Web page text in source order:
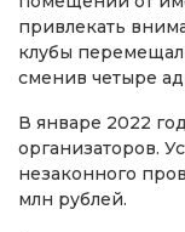
привлекать
клубы
сменив четыре
В январе 2022
организаторов.
незаконного
млн рублей.